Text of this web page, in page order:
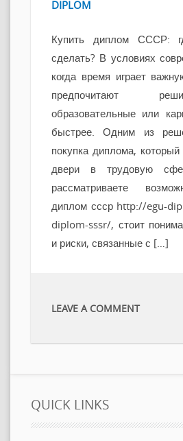
DIPLOM
Купить диплом СССР:
сделать? В условиях
когда время играет
предпочитают
образовательные или
быстрее. Одним из
покупка диплома,
двери в трудовую
рассматриваете
диплом ссср http://egu-
diplom-sssr/, стоит
и риски, связанные с […]
LEAVE A COMMENT
QUICK LINKS